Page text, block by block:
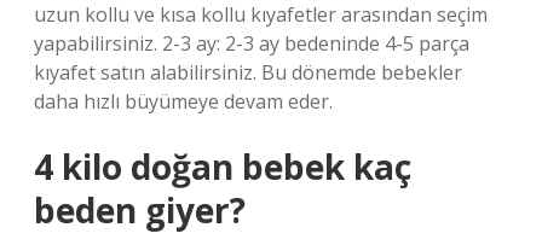
uzun kollu ve kısa kollu kıyafetler arasından seçim
yapabilirsiniz. 2-3 ay: 2-3 ay bedeninde 4-5 parça
kıyafet satın alabilirsiniz. Bu dönemde bebekler
daha hızlı büyümeye devam eder.
4 kilo doğan bebek kaç
beden giyer?